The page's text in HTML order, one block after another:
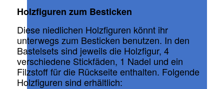
Holzfiguren zum Besticken
Diese niedlichen Holzfiguren könnt ihr
unterwegs zum Besticken benutzen. In den
Bastelsets sind jeweils die Holzfigur, 4
verschiedene Stickfäden, 1 Nadel und ein
Filzstoff für die Rückseite enthalten. Folgende
Holzfiguren sind erhältlich: